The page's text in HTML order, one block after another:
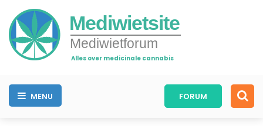
Mediwietsite
Mediwietforum
Alles over medicinale cannabis
MENU FORUM